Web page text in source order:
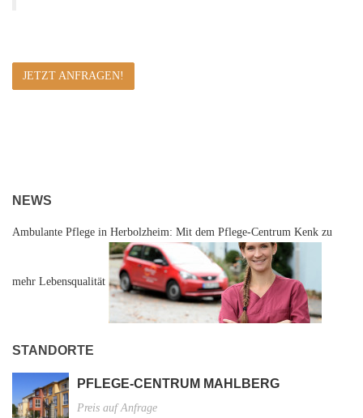
JETZT ANFRAGEN!
NEWS
Ambulante Pflege in Herbolzheim: Mit dem Pflege-Centrum Kenk zu
mehr Lebensqualität
STANDORTE
PFLEGE-CENTRUM MAHLBERG
Preis auf Anfrage